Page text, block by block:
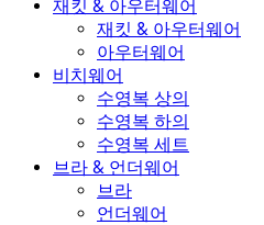
재킷 & 아우터웨어
재킷 & 아우터웨어
아우터웨어
비치웨어
수영복 상의
수영복 하의
수영복 세트
브라 & 언더웨어
브라
언더웨어